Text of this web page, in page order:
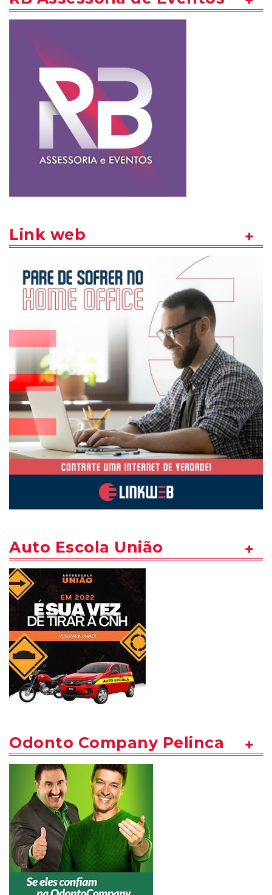
Link web
Auto Escola União
Odonto Company Pelinca